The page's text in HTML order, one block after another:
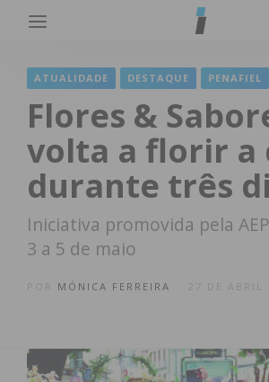
ATUALIDADE DESTAQUE PENAFIEL
Flores &
volta a florir a
durante três
Iniciativa promovida pela
3 a 5 de maio
MÓNICA FERREIRA 27 DE ABRIL